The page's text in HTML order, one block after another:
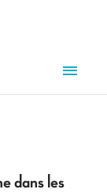
dans les